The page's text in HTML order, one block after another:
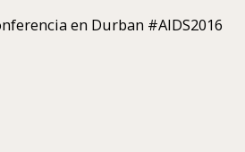
en Durban #AIDS2016